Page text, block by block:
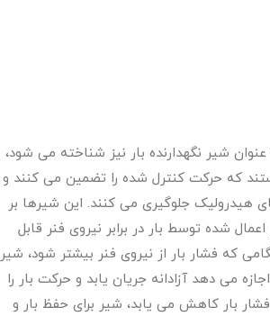
شیر نگهدارنده بار نیز شناخته می شود،
که حرکت کنترل شده را تضمین می کنند و
هیدرولیک جلوگیری می کنند. این شیرها بر
شده توسط بار در برابر نیروی فنر قابل
که فشار بار از نیروی فنر بیشتر شود، شیر
می دهد آزادانه جریان یابد و حرکت بار را
بار کاهش می یابد، شیر برای حفظ بار و